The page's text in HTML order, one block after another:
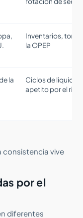
Inventarios, tono
la OPEP
la
Ciclos de liquidez,
apetito por el
consistencia vive
por el
diferentes